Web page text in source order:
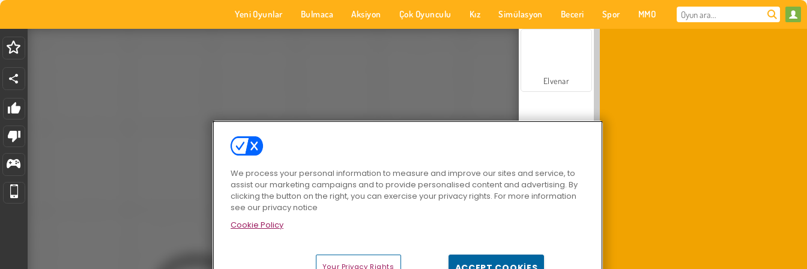
Yeni Oyunlar Bulmaca Aksiyon Çok Oyunculu Kız Simülasyon Beceri Spor MMO
Elvenar
We process your personal information to measure and improve our sites and service, to
assist our marketing campaigns and to provide personalised content and advertising. By
clicking the button on the right, you can exercise your privacy rights. For more information
see our privacy notice
Cookie Policy
Your Privacy Rights